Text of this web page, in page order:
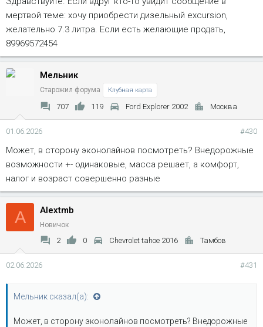
мертвой теме: хочу приобрести дизельный excursion,
желательно 7.3 литра. Если есть желающие продать,
89969572454
Мельник
Старожил форума Клубная карта
707 119 Ford Explorer 2002 Москва
01.06.2026 #430
Может, в сторону эконолайнов посмотреть? Внедорожные
возможности +- одинаковые, масса решает, а комфорт,
налог и возраст совершенно разные
A Alextmb
Новичок
2 0 Chevrolet tahoe 2016 Тамбов
02.06.2026 #431
Мельник сказал(а):
Может, в сторону эконолайнов посмотреть? Внедорожные